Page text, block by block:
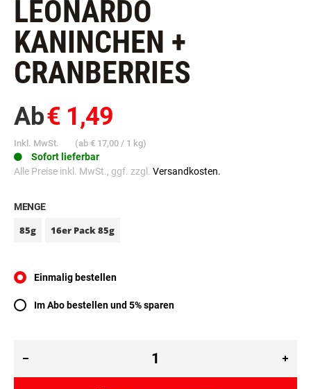
LEONARDO
KANINCHEN +
CRANBERRIES
Ab€ 1,49
Inkl. MwSt. (ab € 17,00 / 1 kg)
Sofort lieferbar
Alle Preise inkl. MwSt., ggf. zzgl. Versandkosten.
MENGE
85g 16er Pack 85g
Einmalig bestellen
Im Abo bestellen und 5% sparen